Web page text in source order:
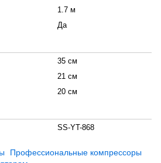
1.7 м
Да
35 см
21 см
20 см
SS-YT-868
Профессиональные компрессоры